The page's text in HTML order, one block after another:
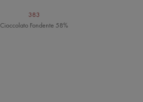
383
Cioccolato Fondente 58%